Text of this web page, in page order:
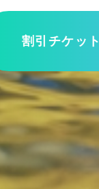
割引チケット